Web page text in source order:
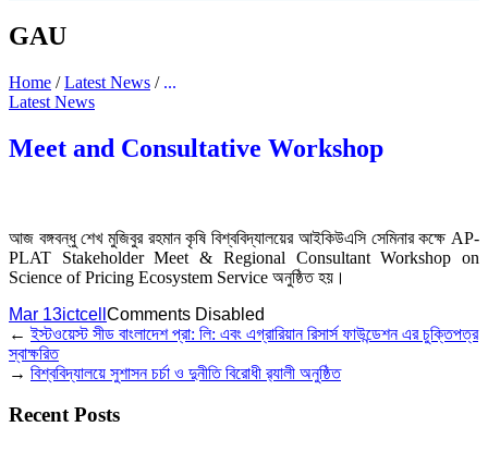
GAU
Home /Latest News / ...
Latest News
Meet and Consultative Workshop
আজ বঙ্গবন্ধু শেখ মুজিবুর রহমান কৃষি বিশ্ববিদ্যালয়ের আইকিউএসি সেমিনার কক্ষে AP-
PLAT Stakeholder Meet & Regional Consultant Workshop on
Science of Pricing Ecosystem Service অনুষ্ঠিত হয়।
Mar 13ictcell Comments Disabled
←ইস্টওয়েস্ট সীড বাংলাদেশ প্রা: লি: এবং এগ্রারিয়ান রিসার্স ফাউন্ডেশন এর চুক্তিপত্র
স্বাক্ষরিত
→ বিশ্ববিদ্যালয়ে সুশাসন চর্চা ও দুনীতি বিরোধী র‌্যালী অনুষ্ঠিত
Recent Posts